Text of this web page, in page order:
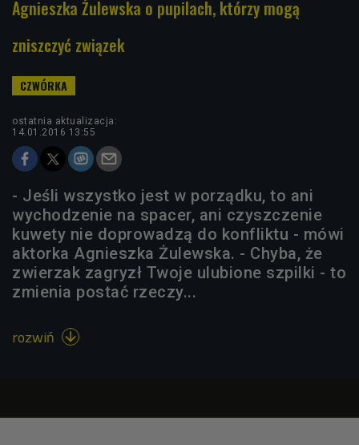
Agnieszka Żulewska o pupilach, którzy mogą
zniszczyć związek
ostatnia aktualizacja:
14.01.2016 13:55
- Jeśli wszystko jest w porządku, to ani
wychodzenie na spacer, ani czyszczenie
kuwety nie doprowadzą do konfliktu - mówi
aktorka Agnieszka Żulewska. - Chyba, że
zwierzak zagryzł Twoje ulubione szpilki - to
zmienia postać rzeczy...
rozwiń 